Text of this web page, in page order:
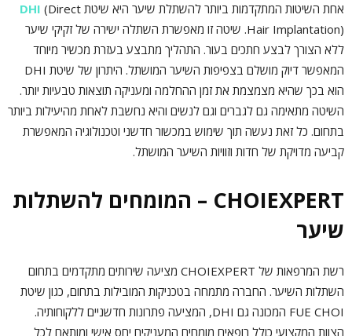
אחת השיטות המתקדמות ביותר להשתלת שיער היא שיטת DHI (Direct
Hair Implantation). שיטה זו מאפשרת השתלה ישירה של זקיקי שיער
ללא הצורך לבצע חתכים בעור. התהליך מתבצע בעזרת מכשיר מיוחד
המאפשר דיוק מושלם בצפיפות השיער המושתל. היתרון של שיטת DHI
הוא בכך שהיא מצמצמת את זמן ההחלמה ומעניקה תוצאות טבעיות יותר.
השיטה מתאימה גם לגברים וגם לנשים והיא נחשבת לאחת מהיעילות ביותר
בתחום. כל זאת נעשה תוך שימוש במכשור חדשני וטכנולוגיה המאפשרת
קביעה מדויקת של חדות וזוויות השיער המושתל.
CHOIEXPERT – המומחים להשתלות
שיער
רשת המרפאות של CHOIEXPERT מציעה שירותים מתקדמים בתחום
השתלות השיער. החברה מתמחה בטכניקות המובילות בתחום, כגון שיטת
FUE CHOI המכונה גם DHI, המציעה פתרונות חדשניים ללקוחותיה.
הצוות המקצועי כולל רופאים מומחים המעניקים יחס אישי ומותאם לכל